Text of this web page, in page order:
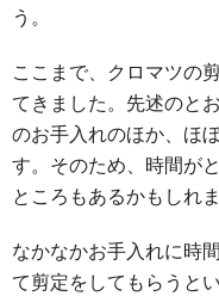
う。
ここまで、クロマツの
てきました。先述のと
のお手入れのほか、ほ
す。そのため、時間が
ところもあるかもしれま
なかなかお手入れに時
て剪定をしてもらうと